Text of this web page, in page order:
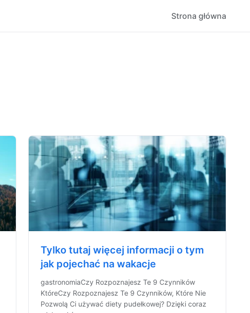
Strona główna
Tylko tutaj więcej informacji o tym
jak pojechać na wakacje
gastronomiaCzy Rozpoznajesz Te 9 Czynników
KtóreCzy Rozpoznajesz Te 9 Czynników, Które Nie
Pozwolą Ci używać diety pudełkowej? Dzięki coraz